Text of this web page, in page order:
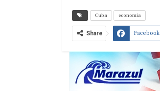
Cuba economia
Share Facebook